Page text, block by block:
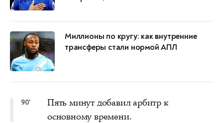
Миллионы по кругу: как внутренние
трансферы стали нормой АПЛ
90'
Пять минут добавил арбитр к
основному времени.